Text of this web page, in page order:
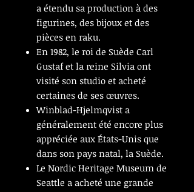
a étendu sa production à des
figurines, des bijoux et des
pièces en raku.
En 1982, le roi de Suède Carl
Gustaf et la reine Silvia ont
visité son studio et acheté
certaines de ses œuvres.
Winblad-Hjelmqvist a
généralement été encore plus
appréciée aux États-Unis que
dans son pays natal, la Suède.
Le Nordic Heritage Museum de
Seattle a acheté une grande